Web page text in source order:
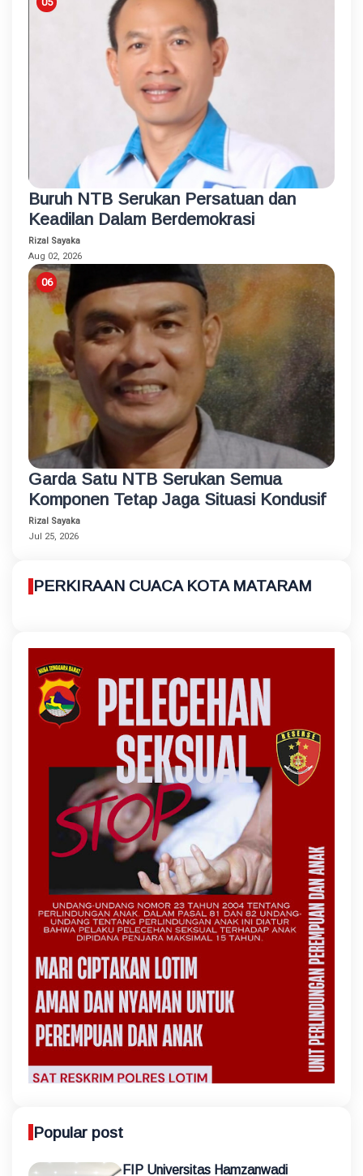
Buruh NTB Serukan Persatuan dan
Keadilan Dalam Berdemokrasi
Rizal Sayaka
Aug 02, 2026
Garda Satu NTB Serukan Semua
Komponen Tetap Jaga Situasi Kondusif
Rizal Sayaka
Jul 25, 2026
PERKIRAAN CUACA KOTA MATARAM
Popular post
FIP Universitas Hamzanwadi